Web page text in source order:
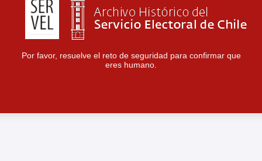
Por favor, resuelve el reto de seguridad para confirmar que
eres humano.